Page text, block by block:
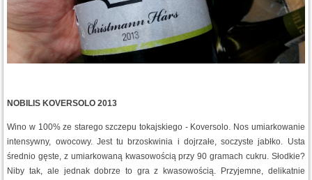
NOBILIS KOVERSOLO 2013
Wino w 100% ze starego szczepu tokajskiego - Koversolo. Nos umiarkowanie
intensywny, owocowy. Jest tu brzoskwinia i dojrzałe, soczyste jabłko. Usta
średnio gęste, z umiarkowaną kwasowością przy 90 gramach cukru. Słodkie?
Niby tak, ale jednak dobrze to gra z kwasowością. Przyjemne, delikatnie